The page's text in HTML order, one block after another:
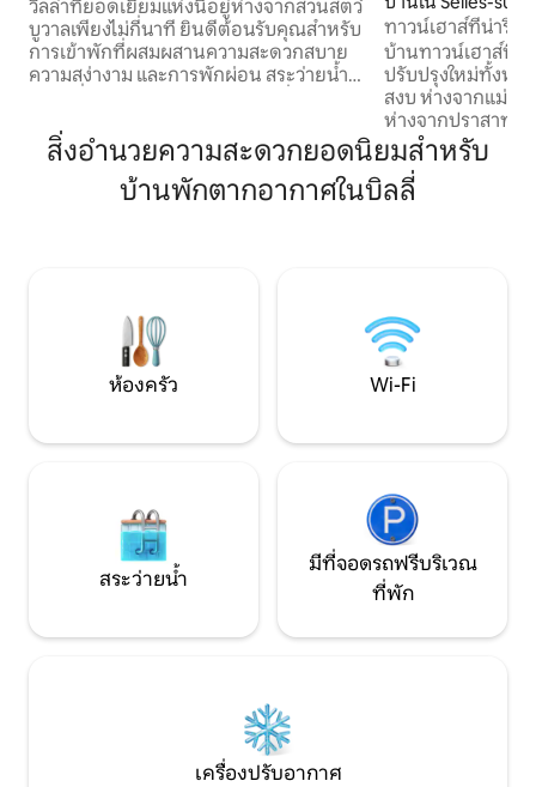
วิลล่าที่ยอดเยี่ยมแห่งนี้อยู่ห่างจากสวนสัตว์
บูวาลเพียงไม่กี่นาที ยินดีต้อนรับคุณสำหรับ
การเข้าพักที่ผสมผสานความสะดวกสบาย
ความสง่างาม และการพักผ่อน สระว่ายน้ำ
ห้องน้ำ และห้องน้ำขนาดเล็ก 2 ห้อง: ทุก
อย่างที่คุณต้องการเพื่อให้เพลิดเพลินกับ
การเข้าพักอย่างเต็มที่ ไม่ว่าคุณจะเป็น
ทาวน์เฮาส์ที่น่ารื่น
ดาว)
บ้านทาวน์เฮาส์ที่มี
ปรับปรุงใหม่ทั้งหม
สงบ ห่างจากแม่น้ำ
ห่างจากปราสาท 600 เมตร
อยู่ในระยะเดินถึง
เกษตรกรในท้อง
ทำเลที่ตั้งเหมาะอ
สำรวจเข้าด้วยกัน
สิ่งอำนวยความสะดวกยอดนิยมสำหรับ
บ้านพักตากอากาศในบิลลี่
ห้องครัว Wi-Fi
สระว่ายน้ำ
มีที่จอดรถฟรีบริเวณ
ที่พัก
เครื่องปรับอากาศ